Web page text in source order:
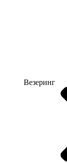
Везеринг